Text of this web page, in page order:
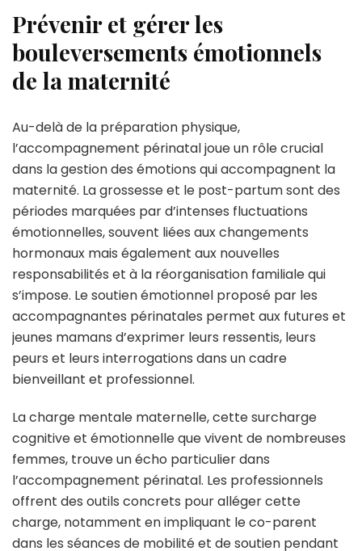
Prévenir et gérer les
bouleversements émotionnels
de la maternité
Au-delà de la préparation physique,
l’accompagnement périnatal joue un rôle crucial
dans la gestion des émotions qui accompagnent la
maternité. La grossesse et le post-partum sont des
périodes marquées par d’intenses fluctuations
émotionnelles, souvent liées aux changements
hormonaux mais également aux nouvelles
responsabilités et à la réorganisation familiale qui
s’impose. Le soutien émotionnel proposé par les
accompagnantes périnatales permet aux futures et
jeunes mamans d’exprimer leurs ressentis, leurs
peurs et leurs interrogations dans un cadre
bienveillant et professionnel.
La charge mentale maternelle, cette surcharge
cognitive et émotionnelle que vivent de nombreuses
femmes, trouve un écho particulier dans
l’accompagnement périnatal. Les professionnels
offrent des outils concrets pour alléger cette
charge, notamment en impliquant le co-parent
dans les séances de mobilité et de soutien pendant